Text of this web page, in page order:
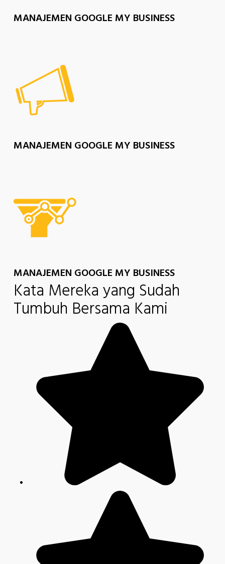
MANAJEMEN GOOGLE MY BUSINESS
MANAJEMEN GOOGLE MY BUSINESS
MANAJEMEN GOOGLE MY BUSINESS
Kata Mereka yang Sudah
Tumbuh Bersama Kami